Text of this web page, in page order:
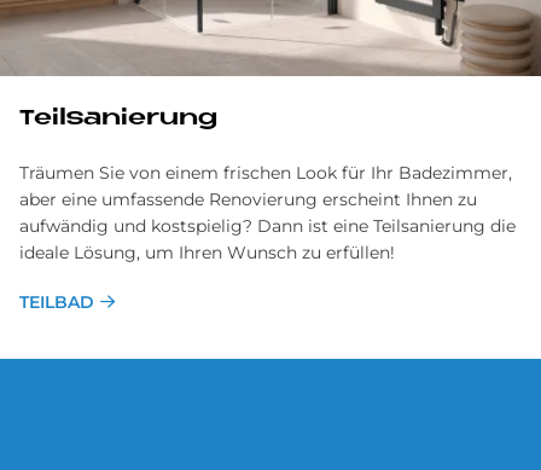
Teilsanierung
Träumen Sie von einem frischen Look für Ihr Badezimmer,
aber eine umfassende Renovierung erscheint Ihnen zu
aufwändig und kostspielig? Dann ist eine Teilsanierung die
ideale Lösung, um Ihren Wunsch zu erfüllen!
TEILBAD